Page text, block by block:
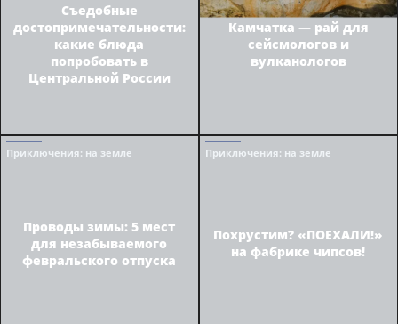
Съедобные
достопримечательности:
какие блюда
попробовать в
Центральной России
Камчатка — рай для
сейсмологов и
вулканологов
Приключения: на земле
Проводы зимы: 5 мест
для незабываемого
февральского отпуска
Приключения: на земле
Похрустим? «ПОЕХАЛИ!»
на фабрике чипсов!